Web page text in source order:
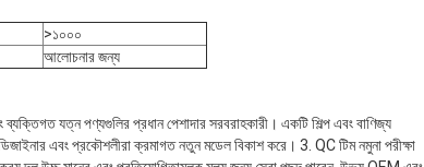
>১০০০
আলোচনার জন্য
যত্ন পণ্যগুলির প্রধান পেশাদার সরবরাহকারী। একটি শিল্প এবং বাণিজ্য
এবং প্রকৌশলীরা ক্রমাগত নতুন মডেল বিকাশ করে। 3. QC টিম নমুনা পরীক্ষা